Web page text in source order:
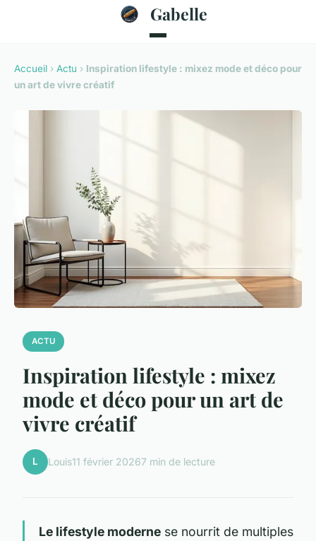
Gabelle
Accueil › Actu › Inspiration lifestyle : mixez mode et déco pour
un art de vivre créatif
ACTU
Inspiration lifestyle : mixez
mode et déco pour un art de
vivre créatif
L Louis11 février 20267 min de lecture
Le lifestyle moderne se nourrit de multiples